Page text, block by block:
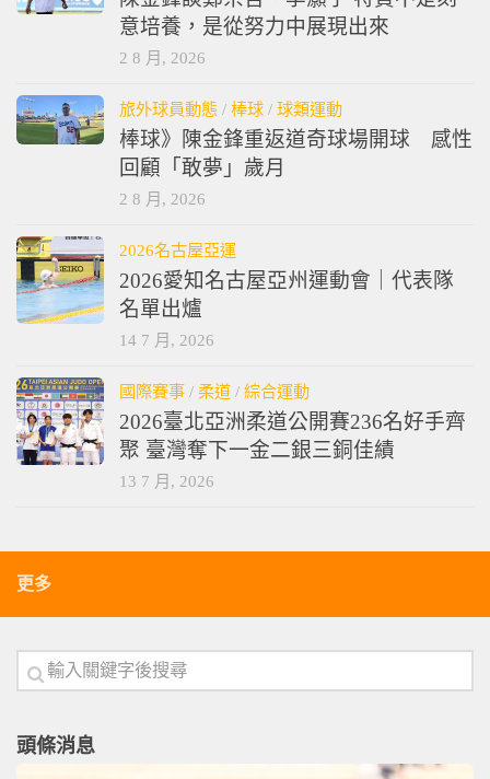
意培養，是從努力中展現出來
2 8 月, 2026
旅外球員動態 / 棒球 / 球類運動
棒球》陳金鋒重返道奇球場開球 感性
回顧「敢夢」歲月
2 8 月, 2026
2026名古屋亞運
2026愛知名古屋亞州運動會｜代表隊
名單出爐
14 7 月, 2026
國際賽事 / 柔道 / 綜合運動
2026臺北亞洲柔道公開賽236名好手齊
聚 臺灣奪下一金二銀三銅佳績
13 7 月, 2026
更多
頭條消息